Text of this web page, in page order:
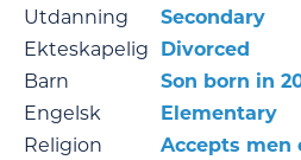
Utdanning
Secondary
Ekteskapelig
Divorced
Barn
Son born in
Engelsk
Elementary
Religion
Accepts men